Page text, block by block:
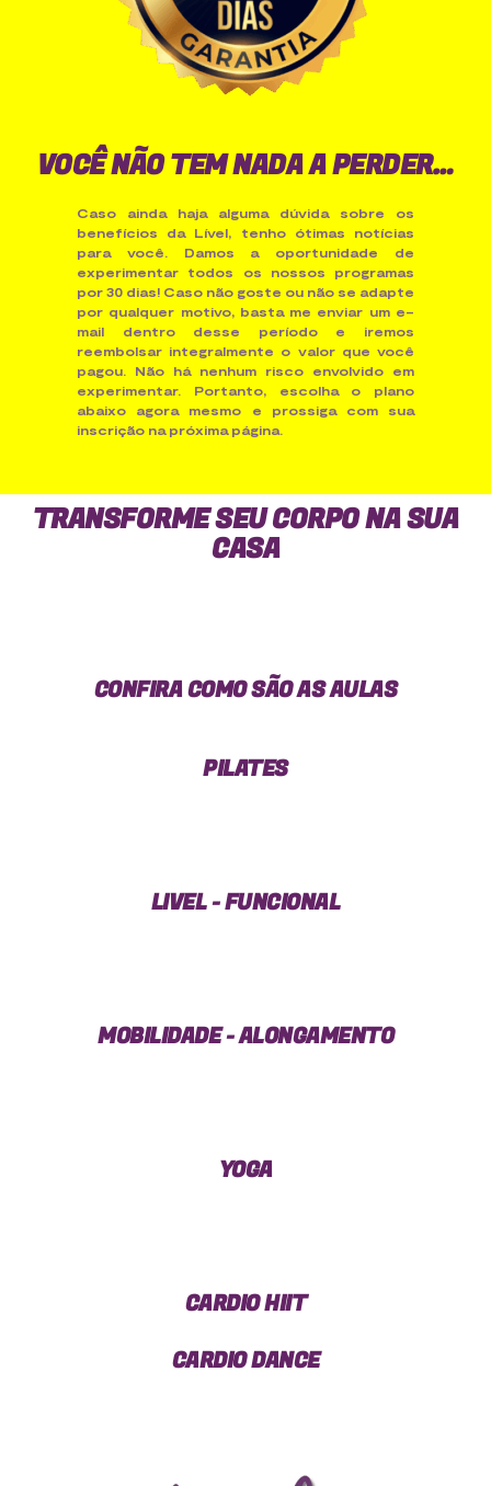
VOCÊ NÃO TEM NADA A PERDER…
Caso ainda haja alguma dúvida sobre os
benefícios da Lível, tenho ótimas notícias
para você. Damos a oportunidade de
experimentar todos os nossos programas
por 30 dias! Caso não goste ou não se adapte
por qualquer motivo, basta me enviar um e-
mail dentro desse período e iremos
reembolsar integralmente o valor que você
pagou. Não há nenhum risco envolvido em
experimentar. Portanto, escolha o plano
abaixo agora mesmo e prossiga com sua
inscrição na próxima página.
TRANSFORME SEU CORPO NA SUA
CASA
CONFIRA COMO SÃO AS AULAS
PILATES
LIVEL - FUNCIONAL
MOBILIDADE - ALONGAMENTO
YOGA
CARDIO HIIT
CARDIO DANCE